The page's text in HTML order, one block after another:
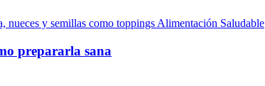
Alimentación Saludable
prepararla sana